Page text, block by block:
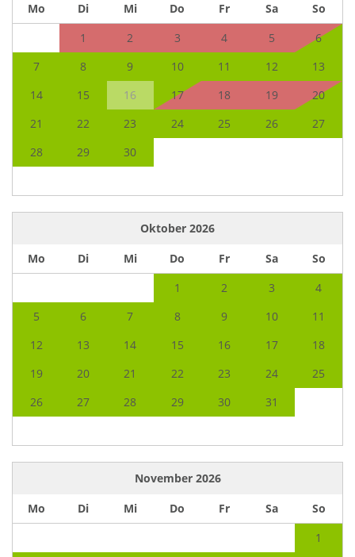
Mo Di Mi Do Fr Sa
So
1
2 3 4 5
6
7
8 9 10 11 12
13
14
15 16 17 18 19
20
21
22 23 24 25 26
27
28
29 30
Oktober 2026
Mo
Di Mi Do Fr Sa
So
1
2 3
4
5
6 7 8 9 10
11
12
13 14 15 16 17
18
19
20 21 22 23 24
25
26
27 28 29 30 31
November 2026
Mo
Di Mi Do Fr Sa
So
1